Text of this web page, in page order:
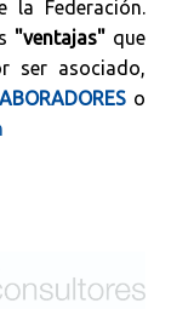
la Federación.
"ventajas"que
ser asociado,
o